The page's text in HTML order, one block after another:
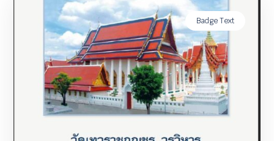
Badge Text